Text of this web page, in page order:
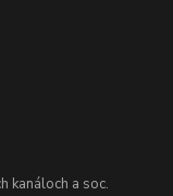
kanáloch a soc.